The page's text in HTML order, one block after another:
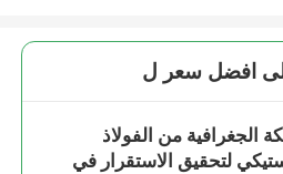
افضل سعر ل
الجغرافية من الفولاذ
لتحقيق الاستقرار في